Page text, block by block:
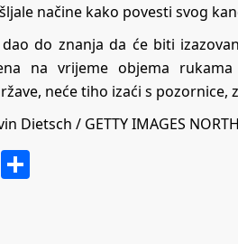
načine kako povesti svog
do znanja da će biti
na vrijeme objema
neće tiho izaći s pozornice,
Dietsch / GETTY IMAGES
X